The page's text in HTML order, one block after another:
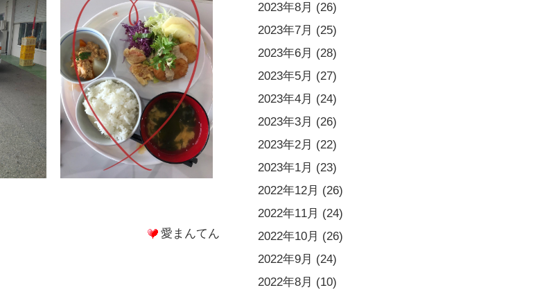
愛まんてん
2023年8月 (26)
2023年7月 (25)
2023年6月 (28)
2023年5月 (27)
2023年4月 (24)
2023年3月 (26)
2023年2月 (22)
2023年1月 (23)
2022年12月 (26)
2022年11月 (24)
2022年10月 (26)
2022年9月 (24)
2022年8月 (10)